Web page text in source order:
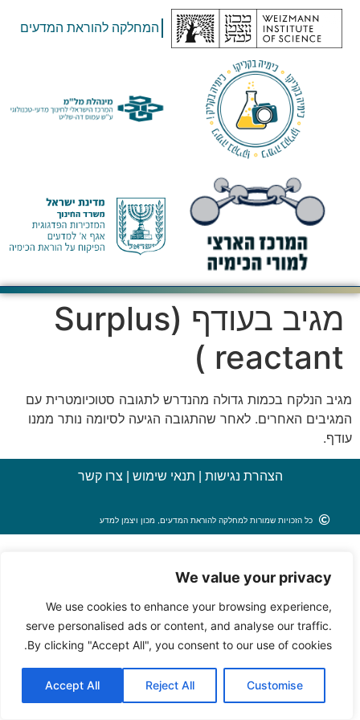
We value your privacy
We use cookies to enhance your browsing experience,
serve personalised ads or content, and analyse our traffic.
By clicking "Accept All", you consent to our use of cookies.
Customise
Reject All
Accept All
המחלקה להוראת המדעים
מגיב בעודף (Surplus
reactant )
מגיב הנלקח בכמות גדולה מהנדרש לתגובה סטוכיומטרית עם
המגיבים האחרים. לאחר שהתגובה הגיעה לסיומה נותר ממנו
עודף.
כל הזכויות שמורות למחלקה להוראת המדעים, מכון ויצמן למדע
הצהרת נגישות תנאי שימוש צרו קשר